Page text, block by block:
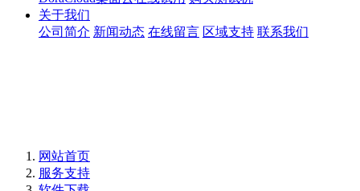
关于我们
公司简介 新闻动态 在线留言 区域支持 联系我们
网站首页
服务支持